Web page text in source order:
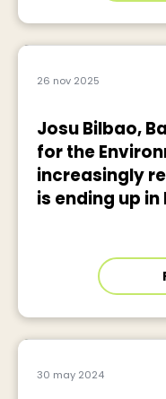
26 nov 2025
Josu Bilbao,
for the
increasingly
is ending up in
30 may 2024